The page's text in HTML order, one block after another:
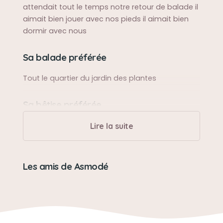
attendait tout le temps notre retour de balade il
aimait bien jouer avec nos pieds il aimait bien
dormir avec nous
Sa balade préférée
Tout le quartier du jardin des plantes
Sa bêtise préférée
Faire tomber les fruits de la table
Doux sociable affectueux câlin
Lire la suite
Les amis de Asmodé